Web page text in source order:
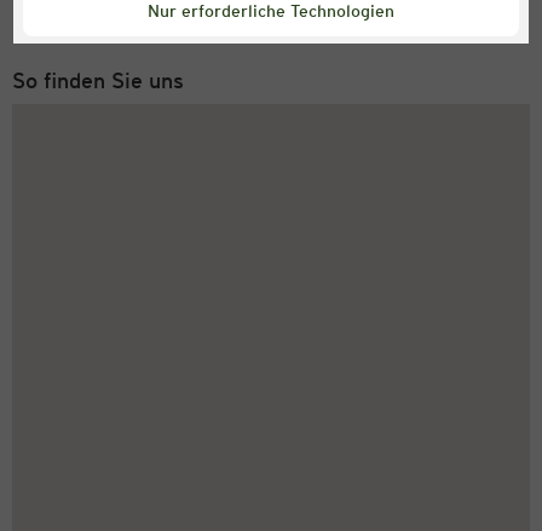
Nur erforderliche Technologien
Montag bis Freitag 8-18 Uhr
So finden Sie uns